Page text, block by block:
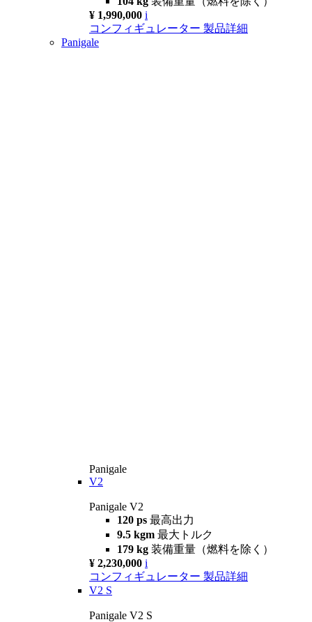
¥ 1,990,000 i
コンフィギュレーター 製品詳細
Panigale
Panigale
V2
Panigale V2
120 ps 最高出力
9.5 kgm 最大トルク
179 kg 装備重量（燃料を除く）
¥ 2,230,000 i
コンフィギュレーター 製品詳細
V2 S
Panigale V2 S